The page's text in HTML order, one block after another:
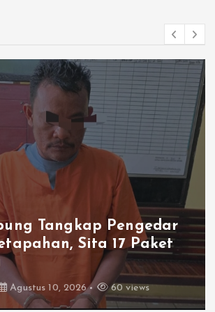
Tangkap Pengedar
Sita 17 Paket
Agustus 10, 2026 60 views